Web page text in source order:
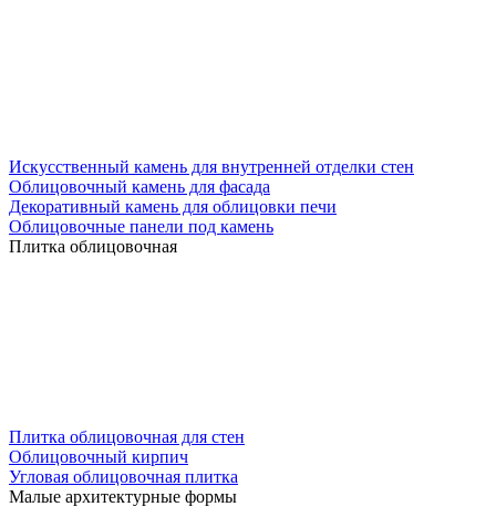
Искусственный камень для внутренней отделки стен
Облицовочный камень для фасада
Декоративный камень для облицовки печи
Облицовочные панели под камень
Плитка облицовочная
Плитка облицовочная для стен
Облицовочный кирпич
Угловая облицовочная плитка
Малые архитектурные формы